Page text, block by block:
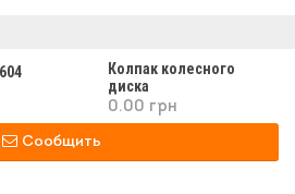
Колпак колесного
диска
0.00 грн
Сообщить